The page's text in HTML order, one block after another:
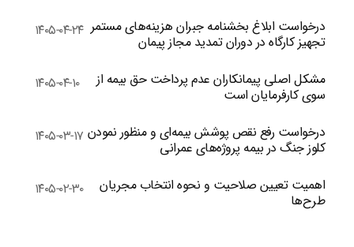
درخواست ابلاغ بخشنامه جبران هزینه‌های مستمر
تجهیز کارگاه در دوران تمدید مجاز پیمان
۱۴۰۵-۰۴-۲۴
مشکل اصلی پیمانکاران عدم پرداخت حق بیمه از
سوی کارفرمایان است
۱۴۰۵-۰۴-۱۰
درخواست رفع نقص پوشش بیمه‌ای و منظور نمودن
کلوز جنگ در بیمه پروژه‌های عمرانی
۱۴۰۵-۰۳-۱۷
اهمیت تعیین صلاحیت و نحوه انتخاب مجریان
طرح‌ها
۱۴۰۵-۰۲-۳۰